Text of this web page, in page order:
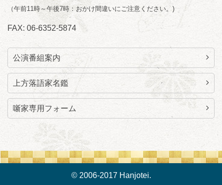
（午前11時～午後7時：おかけ間違いにご注意ください。)
FAX: 06-6352-5874
公演番組案内
上方落語家名鑑
噺家専用フォーム
© 2006-2017 Hanjotei.